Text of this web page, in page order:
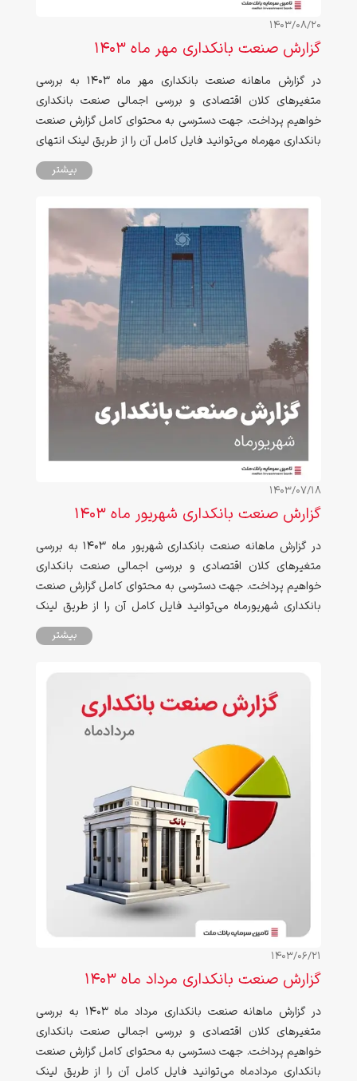
1403/08/20
گزارش صنعت بانکداری مهر ماه ۱۴۰۳
در گزارش ماهانه صنعت بانکداری مهر ماه ۱۴۰۳ به بررسی
متغیرهای کلان اقتصادی و بررسی اجمالی صنعت بانکداری
خواهیم پرداخت. جهت دسترسی به محتوای کامل گزارش صنعت
بانکداری مهرماه می‌توانید فایل کامل آن را از طریق لینک انتهای
بیشتر
1403/07/18
گزارش صنعت بانکداری شهریور ماه ۱۴۰۳
در گزارش ماهانه صنعت بانکداری شهریور ماه ۱۴۰۳ به بررسی
متغیرهای کلان اقتصادی و بررسی اجمالی صنعت بانکداری
خواهیم پرداخت. جهت دسترسی به محتوای کامل گزارش صنعت
بانکداری شهریورماه می‌توانید فایل کامل آن را از طریق لینک
بیشتر
1403/06/21
گزارش صنعت بانکداری مرداد ماه ۱۴۰۳
در گزارش ماهانه صنعت بانکداری مرداد ماه ۱۴۰۳ به بررسی
متغیرهای کلان اقتصادی و بررسی اجمالی صنعت بانکداری
خواهیم پرداخت. جهت دسترسی به محتوای کامل گزارش صنعت
بانکداری مردادماه می‌توانید فایل کامل آن را از طریق لینک